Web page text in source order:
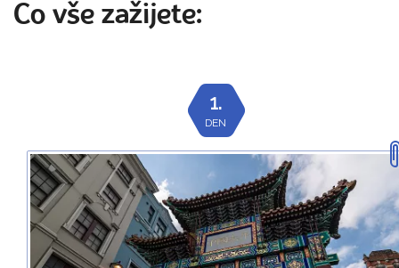
Co vše zažijete:
1.
DEN